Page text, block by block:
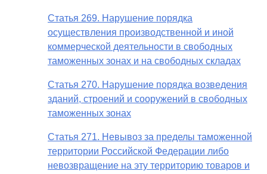
Статья 269. Нарушение порядка
осуществления производственной и иной
коммерческой деятельности в свободных
таможенных зонах и на свободных складах
Статья 270. Нарушение порядка возведения
зданий, строений и сооружений в свободных
таможенных зонах
Статья 271. Невывоз за пределы таможенной
территории Российской Федерации либо
невозвращение на эту территорию товаров и